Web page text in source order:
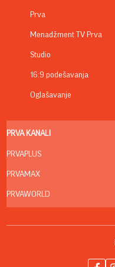
Prva
Menadžment TV Prva
Studio
16:9 podešavanja
Oglašavanje
PRVA KANALI
PRVAPLUS
PRVAMAX
PRVAWORLD